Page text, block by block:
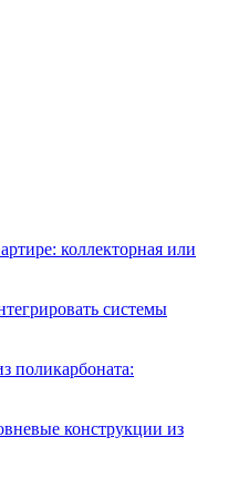
коллекторная или
системы
поликарбоната:
конструкции из